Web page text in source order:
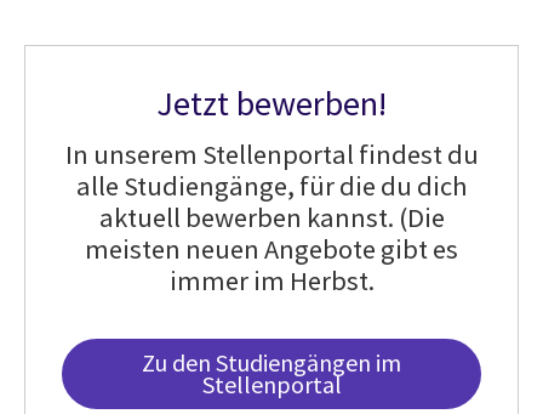
Jetzt bewerben!
In unserem Stellenportal findest du
alle Studiengänge, für die du dich
aktuell bewerben kannst. (Die
meisten neuen Angebote gibt es
immer im Herbst.
Zu den Studiengängen im
Stellenportal